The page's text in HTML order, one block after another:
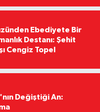
Ebediyete Bir
Destanı: Şehit
Cengiz Topel
Değiştiği An: